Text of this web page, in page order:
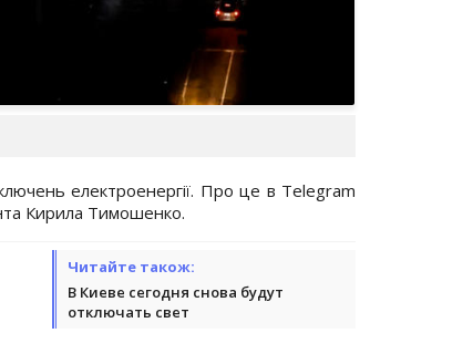
електроенергії. Про це в Telegram
Кирила Тимошенко.
Читайте також:
В Киеве сегодня снова будут
отключать свет